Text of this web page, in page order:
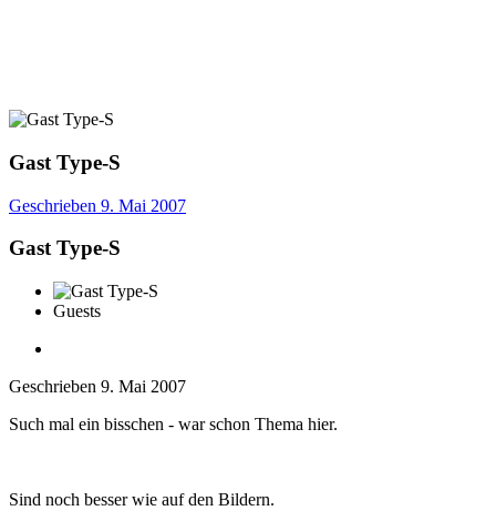
Gast Type-S
Geschrieben 9. Mai 2007
Gast Type-S
Guests
Geschrieben 9. Mai 2007
Such mal ein bisschen - war schon Thema hier.
Sind noch besser wie auf den Bildern.